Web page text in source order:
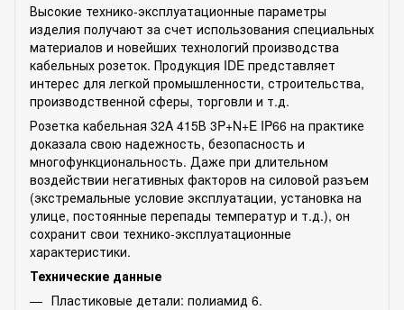
Высокие технико-эксплуатационные параметры
изделия получают за счет использования специальных
материалов и новейших технологий производства
кабельных розеток. Продукция IDE представляет
интерес для легкой промышленности, строительства,
производственной сферы, торговли и т.д.
Розетка кабельная 32A 415В 3P+N+E IP66 на практике
доказала свою надежность, безопасность и
многофункциональность. Даже при длительном
воздействии негативных факторов на силовой разъем
(экстремальные условие эксплуатации, установка на
улице, постоянные перепады температур и т.д.), он
сохранит свои технико-эксплуатационные
характеристики.
Технические данные
Пластиковые детали: полиамид 6.